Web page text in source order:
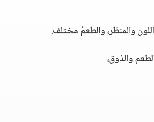
والمنظر، والطعمُ مختلف.
والذوق،